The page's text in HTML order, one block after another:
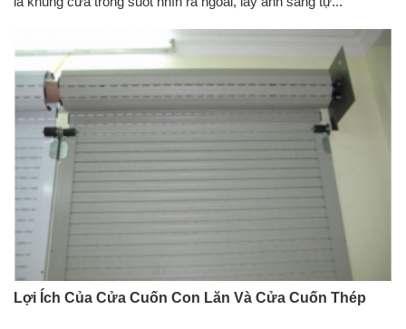
Lợi Ích Của Cửa Cuốn Con Lăn Và Cửa Cuốn Thép